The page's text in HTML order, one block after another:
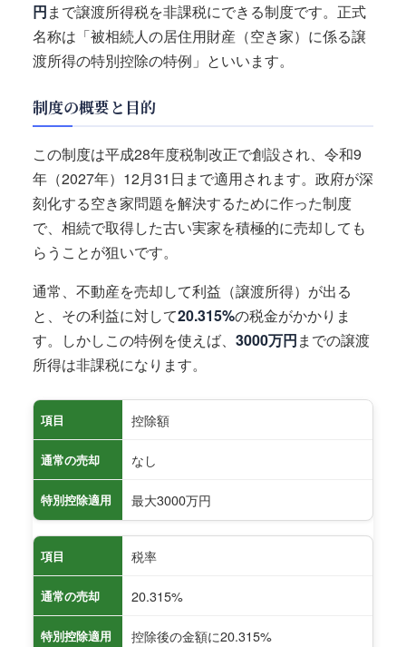
円まで譲渡所得税を非課税にできる制度です。正式
名称は「被相続人の居住用財産（空き家）に係る譲
渡所得の特別控除の特例」といいます。
制度の概要と目的
この制度は平成28年度税制改正で創設され、令和9
年（2027年）12月31日まで適用されます。政府が深
刻化する空き家問題を解決するために作った制度
で、相続で取得した古い実家を積極的に売却しても
らうことが狙いです。
通常、不動産を売却して利益（譲渡所得）が出る
と、その利益に対して20.315%の税金がかかりま
す。しかしこの特例を使えば、 3000万円までの譲渡
所得は非課税になります。
項目 控除額
通常の売却 なし
特別控除適用 最大3000万円
項目 税率
通常の売却 20.315%
特別控除適用 控除後の金額に20.315%